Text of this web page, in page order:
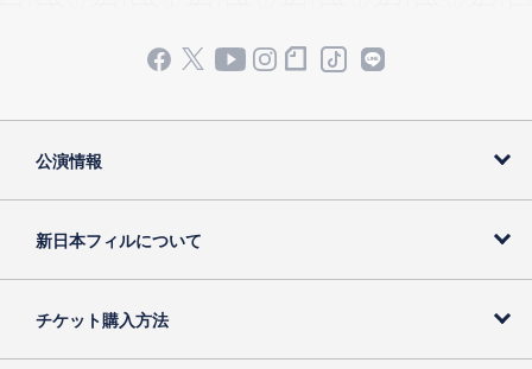
公演情報
新日本フィルについて
チケット購入方法